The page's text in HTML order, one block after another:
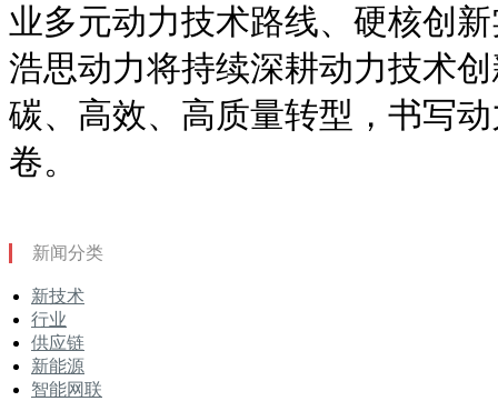
业多元动力技术路线、硬核创
浩思动力将持续深耕动力技术
碳、高效、高质量转型，书写
卷。
新闻分类
新技术
行业
供应链
新能源
智能网联